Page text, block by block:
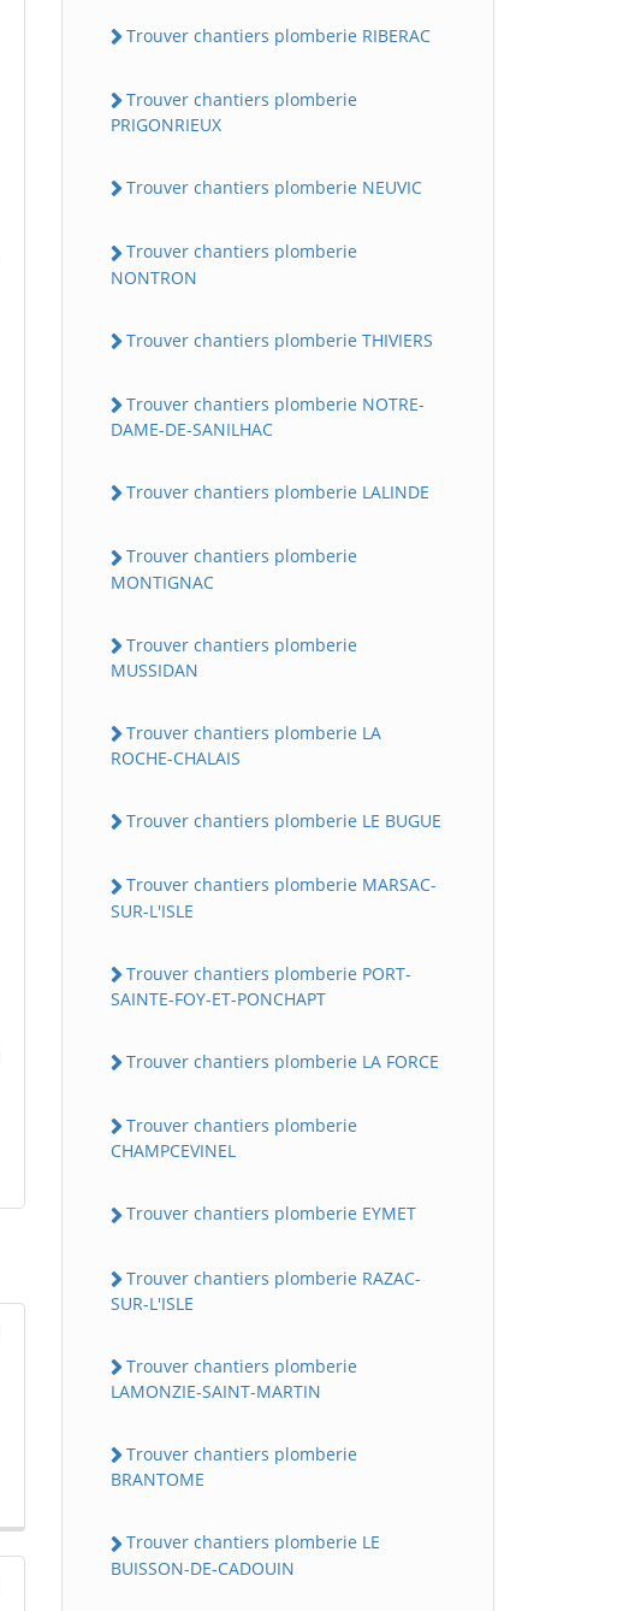
Trouver chantiers plomberie RIBERAC
Trouver chantiers plomberie
PRIGONRIEUX
Trouver chantiers plomberie NEUVIC
Trouver chantiers plomberie
NONTRON
Trouver chantiers plomberie THIVIERS
Trouver chantiers plomberie NOTRE-
DAME-DE-SANILHAC
Trouver chantiers plomberie LALINDE
Trouver chantiers plomberie
MONTIGNAC
Trouver chantiers plomberie
MUSSIDAN
Trouver chantiers plomberie LA
ROCHE-CHALAIS
Trouver chantiers plomberie LE BUGUE
Trouver chantiers plomberie MARSAC-
SUR-L'ISLE
Trouver chantiers plomberie PORT-
SAINTE-FOY-ET-PONCHAPT
Trouver chantiers plomberie LA FORCE
Trouver chantiers plomberie
CHAMPCEVINEL
Trouver chantiers plomberie EYMET
Trouver chantiers plomberie RAZAC-
SUR-L'ISLE
Trouver chantiers plomberie
LAMONZIE-SAINT-MARTIN
Trouver chantiers plomberie
BRANTOME
Trouver chantiers plomberie LE
BUISSON-DE-CADOUIN